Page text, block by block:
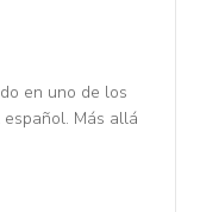
en uno de los
Más allá